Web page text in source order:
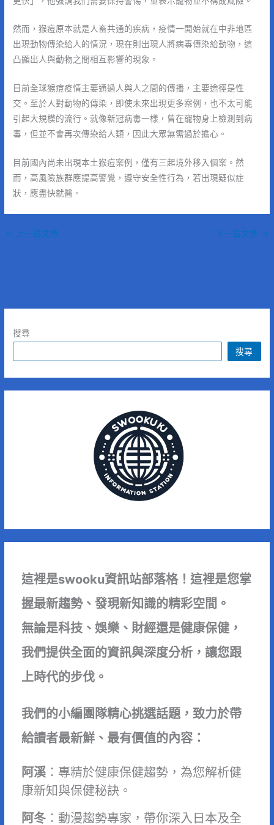
然而，猴痘原本就是人畜共通的疾病，疫情一開始就在中非地區
出現動物傳染給人的情況，現在則出現人將病毒傳染給動物，這
凸顯出人與動物之間相互影響的現象。
目前全球猴痘疫情主要通過人與人之間的傳播，主要途徑是性
交。至於人對動物的傳染，即使未來出現更多案例，也不太可能
引起大規模的流行。就像新冠病毒一樣，曾在寵物身上檢測到病
毒，但並不會再次傳染給人類，因此大眾無需過於擔心。
目前國內尚未出現本土猴痘案例，僅有三起境外移入個案。然
而，高風險族群應提高警覺，遵守安全性行為，若出現疑似症
狀，應盡快就醫。
← 上一篇文章 下一篇文章 →
搜尋
搜尋
這裡是swooku資訊站部落格！這裡是您掌
握最新趨勢、發現新知識的精彩空間。
無論是科技、娛樂、財經還是健康保健，
我們提供全面的資訊與深度分析，讓您跟
上時代的步伐。
我們的小編團隊精心挑選話題，致力於帶
給讀者最新鮮、最有價值的內容：
阿溪：專精於健康保健趨勢，為您解析健
康新知與保健秘訣。
阿冬：動漫趨勢專家，帶你深入日本及全